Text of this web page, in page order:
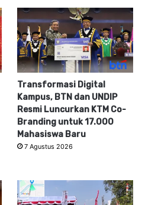
Transformasi Digital
Kampus, BTN dan UNDIP
Resmi Luncurkan KTM Co-
Branding untuk 17.000
Mahasiswa Baru
7 Agustus 2026